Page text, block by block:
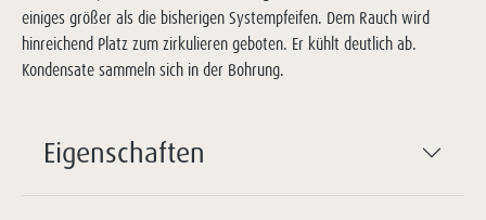
einiges größer als die bisherigen Systempfeifen. Dem Rauch wird
hinreichend Platz zum zirkulieren geboten. Er kühlt deutlich ab.
Kondensate sammeln sich in der Bohrung.
Eigenschaften